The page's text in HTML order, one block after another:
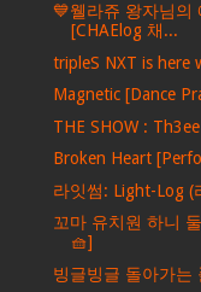
💙웰라쥬 왕자님의
[CHAElog 채...
tripleS NXT is here
Magnetic [Dance
THE SHOW :
Broken Heart
라잇썸: Light-Log (
꼬마 유치원 하니
🧺]
빙글빙글 돌아가는